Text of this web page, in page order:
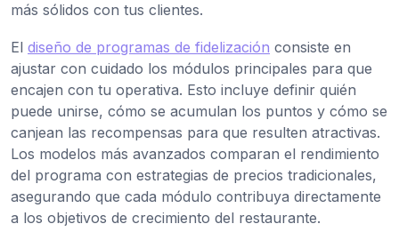
más sólidos con tus clientes.
El diseño de programas de fidelización consiste en
ajustar con cuidado los módulos principales para que
encajen con tu operativa. Esto incluye definir quién
puede unirse, cómo se acumulan los puntos y cómo se
canjean las recompensas para que resulten atractivas.
Los modelos más avanzados comparan el rendimiento
del programa con estrategias de precios tradicionales,
asegurando que cada módulo contribuya directamente
a los objetivos de crecimiento del restaurante.